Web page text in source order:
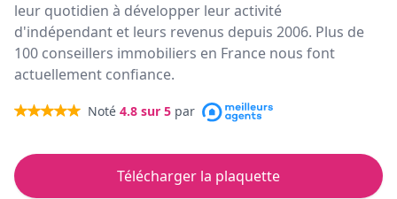
leur quotidien à développer leur activité
d'indépendant et leurs revenus depuis 2006. Plus de
100 conseillers immobiliers en France nous font
actuellement confiance.
Noté 4.8 sur 5 par
Télécharger la plaquette